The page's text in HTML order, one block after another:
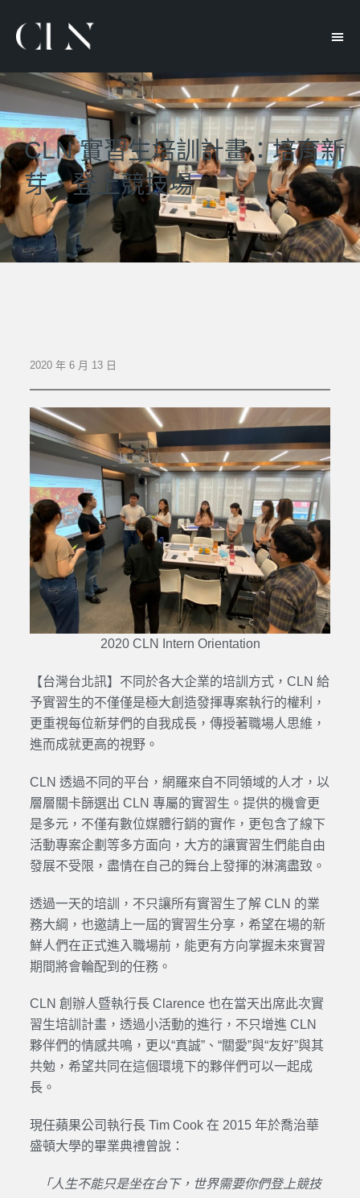
CLN 實習生培訓計畫：培育新
芽，登上競技場
2020 年 6 月 13 日
2020 CLN Intern Orientation
【台灣台北訊】不同於各大企業的培訓方式，CLN 給
予實習生的不僅僅是極大創造發揮專案執行的權利，
更重視每位新芽們的自我成長，傳授著職場人思維，
進而成就更高的視野。
CLN 透過不同的平台，網羅來自不同領域的人才，以
層層關卡篩選出 CLN 專屬的實習生。提供的機會更
是多元，不僅有數位媒體行銷的實作，更包含了線下
活動專案企劃等多方面向，大方的讓實習生們能自由
發展不受限，盡情在自己的舞台上發揮的淋漓盡致。
透過一天的培訓，不只讓所有實習生了解 CLN 的業
務大綱，也邀請上一屆的實習生分享，希望在場的新
鮮人們在正式進入職場前，能更有方向掌握未來實習
期間將會輪配到的任務。
CLN 創辦人暨執行長 Clarence 也在當天出席此次實
習生培訓計畫，透過小活動的進行，不只增進 CLN
夥伴們的情感共鳴，更以“真誠”、“關愛”與“友好”與其
共勉，希望共同在這個環境下的夥伴們可以一起成
長。
現任蘋果公司執行長 Tim Cook 在 2015 年於喬治華
盛頓大學的畢業典禮曾說：
「人生不能只是坐在台下，世界需要你們登上競技